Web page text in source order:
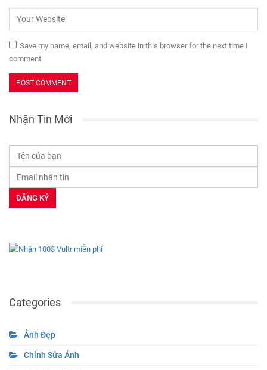
Save my name, email, and website in this browser for the next time I
comment.
Nhận Tin Mới
Categories
Ảnh Đẹp
Chỉnh Sửa Ảnh